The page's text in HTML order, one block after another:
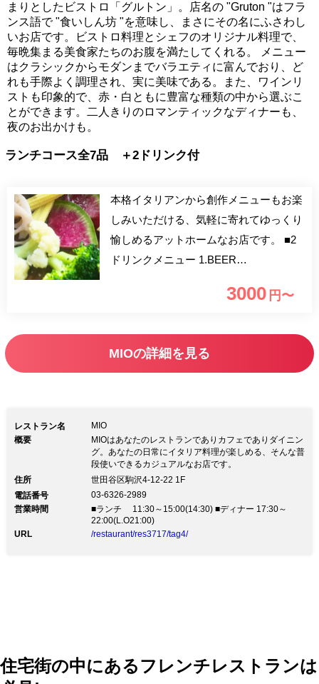
まりとしたビストロ「グルトン」。店名の "Gruton "はフラ
ンス語で "食いしん坊 "を意味し、まさにその名にふさわし
いお店です。ビストロ料理とシェフのオリジナル料理で、
毎晩集まる美食家たちのお腹を満たしてくれる。 メニュー
はクラシックからモダンまでバラエティに富んでおり、ど
れも手際よく調理され、実に美味である。また、ワインリ
ストも印象的で、赤・白ともに豊富な種類の中から選ぶこ
とができます。二人きりのロマンティックなディナーも、
夜のお出かけも。
ランチコース全7品 ＋2ドリンク付
本格イタリアンから創作メニューもお楽
しみいただける、気軽に寄れてゆっくり
愉しめるアットホームなお店です。 ■2
ドリンクメニュー 1.BEER
3.CAMPARI/CASSIS (ORANGE/SODA)
3000 円〜
MIOの詳細を見る
レストラン名
MIO
概要
MIOはあなたのレストランでありカフェでありダイニン
グ。あなたの日常にイタリア料理が楽しめる、そんな普
段使いできるカジュアルなお店です。
住所
世田谷区駒沢4-12-22 1F
電話番号
03-6326-2989
営業時間
■ランチ 11:30～15:00(14:30) ■ディナー 17:30～
22:00(L.O21:00)
URL
/restaurant/res3717/tag4/
住宅街の中にあるフレンチレストランは